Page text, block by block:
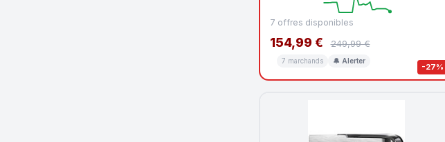
-27%
7 offres disponibles
154,99 € 249,99 €
7 marchands 🔔 Alerter